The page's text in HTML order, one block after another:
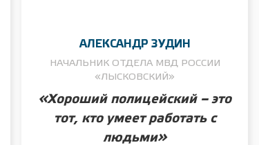
АЛЕКСАНДР ЗУДИН
НАЧАЛЬНИК ОТДЕЛА МВД РОССИИ
«ЛЫСКОВСКИЙ»
«Хороший полицейский – это
тот, кто умеет работать с
людьми»